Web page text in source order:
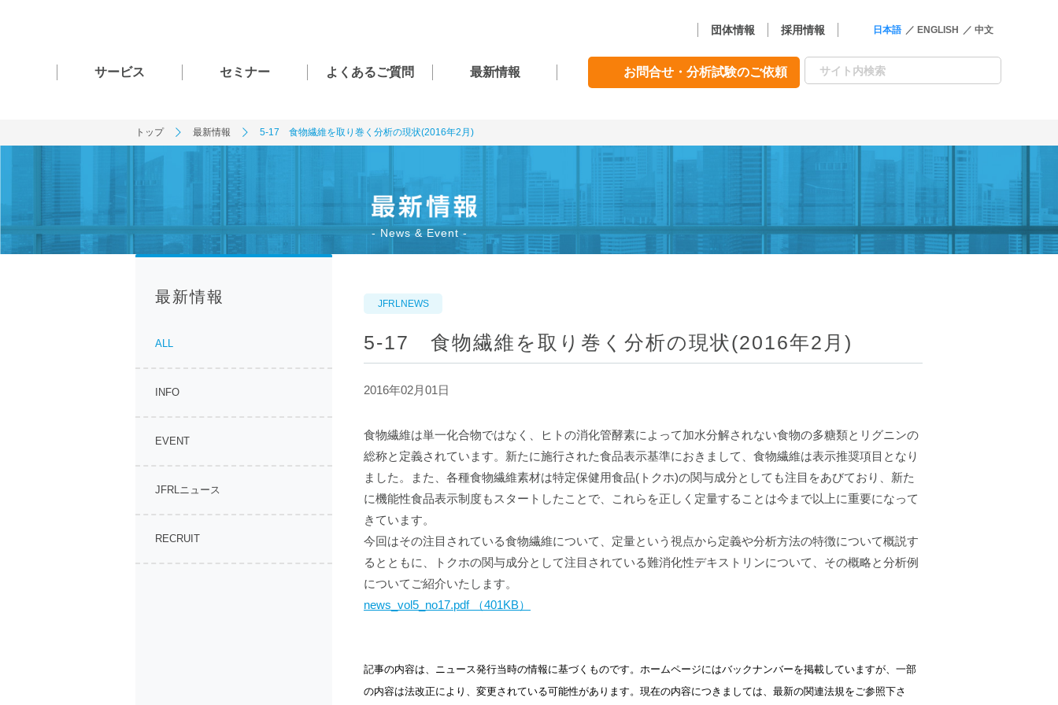
団体情報 採用情報 日本語 ENGLISH 中文
サービス セミナー よくあるご質問 最新情報 お問合せ・分析試験のご依頼
トップ 最新情報 5-17 食物繊維を取り巻く分析の現状(2016年2月)
News & Event
最新情報
ALL
INFO
EVENT
JFRLニュース
RECRUIT
JFRLNEWS
5-17 食物繊維を取り巻く分析の現状(2016年2月)
2016年02月01日
食物繊維は単一化合物ではなく、ヒトの消化管酵素によって加水分解されない食物の多糖類とリグニンの
総称と定義されています。新たに施行された食品表示基準におきまして、食物繊維は表示推奨項目となり
ました。また、各種食物繊維素材は特定保健用食品(トクホ)の関与成分としても注目をあびており、新た
に機能性食品表示制度もスタートしたことで、これらを正しく定量することは今まで以上に重要になって
きています。
今回はその注目されている食物繊維について、定量という視点から定義や分析方法の特徴について概説す
るとともに、トクホの関与成分として注目されている難消化性デキストリンについて、その概略と分析例
についてご紹介いたします。
news_vol5_no17.pdf （401KB）
記事の内容は、ニュース発行当時の情報に基づくものです。ホームページにはバックナンバーを掲載していますが、一部
の内容は法改正により、変更されている可能性があります。現在の内容につきましては、最新の関連法規をご参照下さ